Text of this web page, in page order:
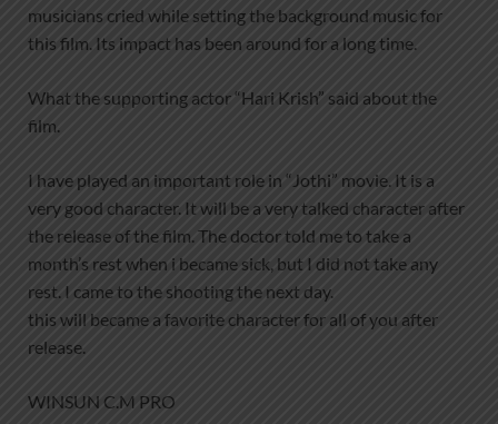
musicians cried while setting the background music for
this film. Its impact has been around for a long time.
What the supporting actor “Hari Krish” said about the
film.
I have played an important role in “Jothi” movie. It is a
very good character. It will be a very talked character after
the release of the film. The doctor told me to take a
month’s rest when i became sick, but I did not take any
rest. I came to the shooting the next day.
this will became a favorite character for all of you after
release.
WINSUN C.M PRO